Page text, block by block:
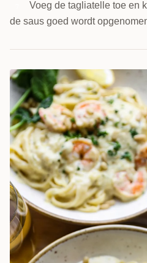
Voeg de tagliatelle toe en
de saus goed wordt